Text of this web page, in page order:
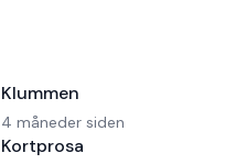
Klummen
4 måneder siden
Kortprosa